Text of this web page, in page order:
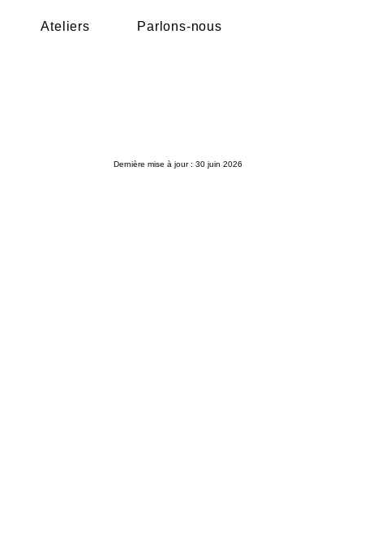
Ateliers Parlons-nous
Dernière mise à jour : 30 juin 2026